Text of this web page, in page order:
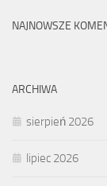
NAJNOWSZE
ARCHIWA
sierpień 2026
lipiec 2026